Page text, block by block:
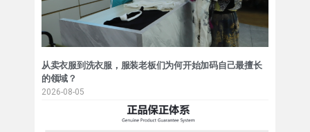
从卖衣服到洗衣服，服装老板们为何开始加码自己最擅长
的领域？
2026-08-05